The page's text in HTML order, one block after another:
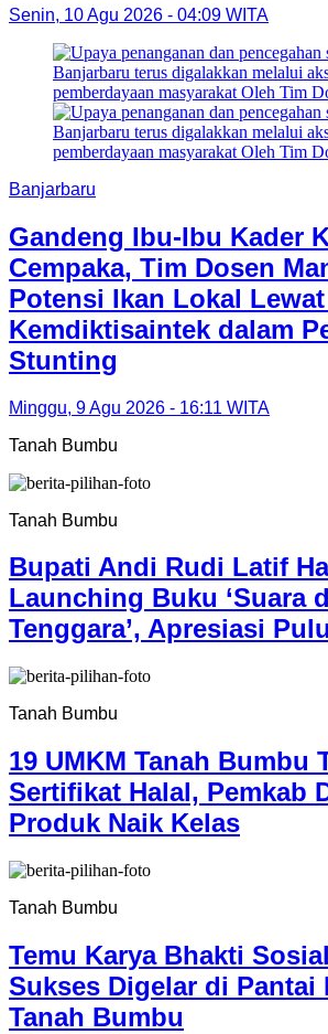
Senin, 10 Agu 2026 - 04:09 WITA
Banjarbaru
Gandeng Ibu-Ibu Kader
Cempaka, Tim Dosen
Potensi Ikan Lokal
Kemdiktisaintek dalam
Stunting
Minggu, 9 Agu 2026 - 16:11 WITA
Tanah Bumbu
Tanah Bumbu
Bupati Andi Rudi Latif
Launching Buku ‘Suara
Tenggara’, Apresiasi
Tanah Bumbu
19 UMKM Tanah Bumbu
Sertifikat Halal, Pemkab
Produk Naik Kelas
Tanah Bumbu
Temu Karya Bhakti
Sukses Digelar di Pantai
Tanah Bumbu